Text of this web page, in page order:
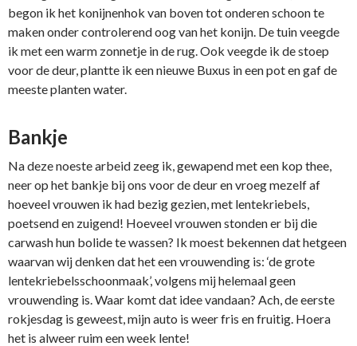
begon ik het konijnenhok van boven tot onderen schoon te
maken onder controlerend oog van het konijn. De tuin veegde
ik met een warm zonnetje in de rug. Ook veegde ik de stoep
voor de deur, plantte ik een nieuwe Buxus in een pot en gaf de
meeste planten water.
Bankje
Na deze noeste arbeid zeeg ik, gewapend met een kop thee,
neer op het bankje bij ons voor de deur en vroeg mezelf af
hoeveel vrouwen ik had bezig gezien, met lentekriebels,
poetsend en zuigend! Hoeveel vrouwen stonden er bij die
carwash hun bolide te wassen? Ik moest bekennen dat hetgeen
waarvan wij denken dat het een vrouwending is: ‘de grote
lentekriebelsschoonmaak’, volgens mij helemaal geen
vrouwending is. Waar komt dat idee vandaan? Ach, de eerste
rokjesdag is geweest, mijn auto is weer fris en fruitig. Hoera
het is alweer ruim een week lente!